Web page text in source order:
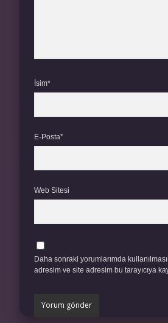
İsim*
E-Posta*
Web Sitesi
Daha sonraki yorumlarımda
adresim ve site adresim bu tarayıcıya